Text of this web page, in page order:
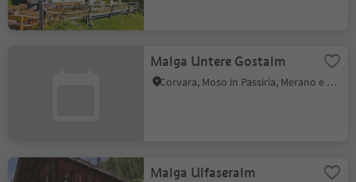
Malga Untere Gostalm
Corvara, Moso in Passiria, Merano e dintorni
Malga Ulfaseralm